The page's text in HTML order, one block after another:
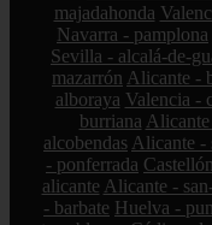
majadahonda
Navarra - pamplona
Sevilla - alcalá-de-
mazarrón Alicante -
alboraya Valencia -
burriana
alcobendas Alicante -
- ponferrada
alicante Alicante -
- barbate Huelva -